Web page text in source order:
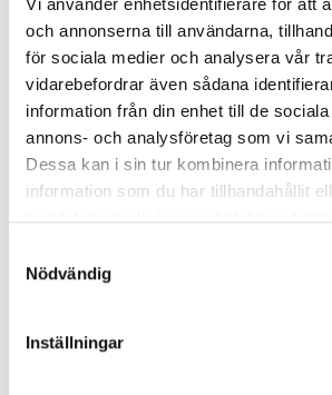
och annonserna till användarna,
för sociala medier och analysera vår
vidarebefordrar även sådana
information från din enhet till de
annons- och analysföretag som vi
Dessa kan i sin tur kombinera
information som du har tillhandahållit
samlat in när du har använt deras
Nödvändig
Inställningar
Läs mera